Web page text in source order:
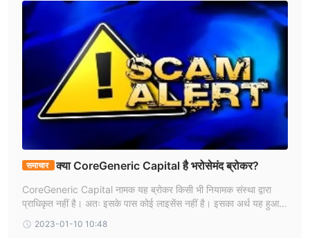
समाचार क्या CoreGeneric Capital है भरोसेमंद ब्रोकर?
CoreGeneric Capital नामक यह ब्रोकर किसी भी नियामक संस्था द्वारा
प्राधिकृत नहीं है। अतः इसके पास कोई लाइसेंस नहीं है। इसका अर्थ यह हुआ
धिकृत ब्रोकर के साथ निवेश करना आपको मुसीबत में डाल सकता है।
2023-01-10 10:48